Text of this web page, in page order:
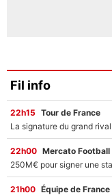
Fil info
22h15 Tour de France
22h00 Mercato Football
21h00 Équipe de France